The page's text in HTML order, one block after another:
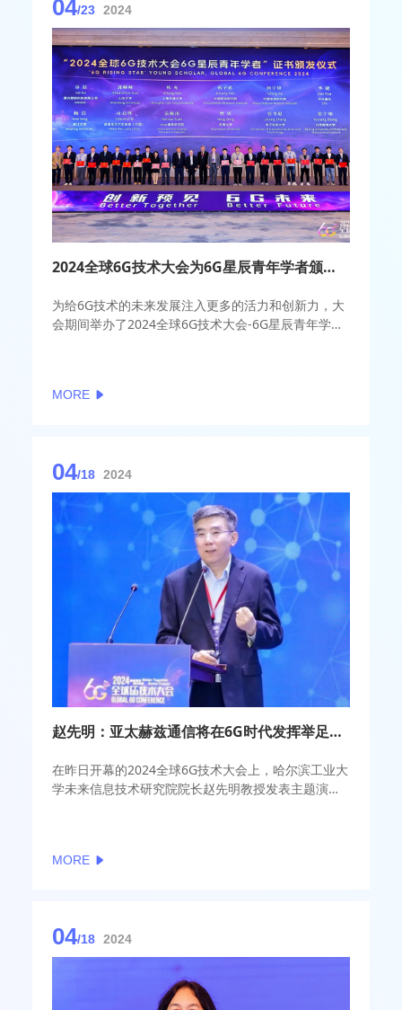
覆盖问题；以用户为中心的网络；终端形态的多样
性，除手机外，还有智能网联汽车、各种物联网终端
等。
04/23 2024
2024全球6G技术大会为6G星辰青年学者颁发证书
为给6G技术的未来发展注入更多的活力和创新力，大
会期间举办了2024全球6G技术大会-6G星辰青年学者
MORE
04/18 2024
赵先明：亚太赫兹通信将在6G时代发挥举足轻重的作用
在昨日开幕的2024全球6G技术大会上，哈尔滨工业大
学未来信息技术研究院院长赵先明教授发表主题演
MORE
04/18 2024